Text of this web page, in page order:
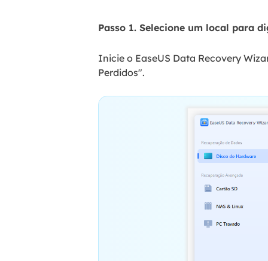
Passo 1. Selecione um local para
Inicie o EaseUS Data Recovery
Perdidos".